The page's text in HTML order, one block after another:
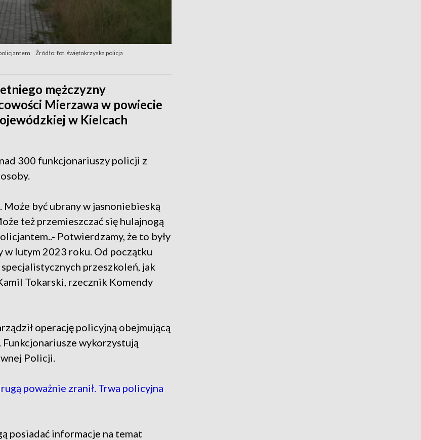
Źródło: fot. świętokrzyska policja
mężczyzny
Mierzawa w powiecie
w Kielcach
300 funkcjonariuszy policji z
być ubrany w jasnoniebieską
też przemieszczać się hulajnogą
Potwierdzamy, że to były
w lutym 2023 roku. Od początku
przeszkoleń, jak
Tokarski, rzecznik Komendy
operację policyjną obejmującą
wykorzystują
Policji.
poważnie zranił. Trwa policyjna
posiadać informacje na temat